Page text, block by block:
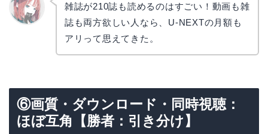
雑誌が210誌も読めるのはすごい！動画も雑
誌も両方欲しい人なら、U-NEXTの月額も
アリって思えてきた。
⑥画質・ダウンロード・同時視聴：
ほぼ互角【勝者：引き分け】